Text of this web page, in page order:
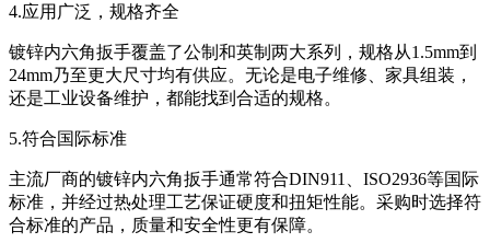
4.应用广泛，规格齐全
镀锌内六角扳手覆盖了公制和英制两大系列，规格从1.5mm到
24mm乃至更大尺寸均有供应。无论是电子维修、家具组装，
还是工业设备维护，都能找到合适的规格。
5.符合国际标准
主流厂商的镀锌内六角扳手通常符合DIN911、ISO2936等国际
标准，并经过热处理工艺保证硬度和扭矩性能。采购时选择符
合标准的产品，质量和安全性更有保障。